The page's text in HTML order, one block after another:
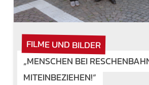
FILME UND BILDER
„MENSCHEN BEI
MITEINBEZIEHEN!“